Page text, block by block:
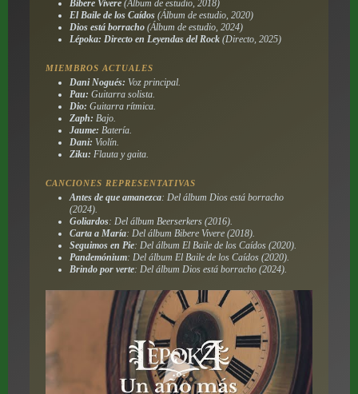
Bibere Vivere(Álbum de estudio, 2018)
El Baile de los Caídos(Álbum de estudio, 2020)
Dios está borracho(Álbum de estudio, 2024)
Lépoka: Directo en Leyendas del Rock(Directo, 2025)
MIEMBROS ACTUALES
Dani Nogués: Voz principal.
Pau: Guitarra solista.
Dio: Guitarra rítmica.
Zaph: Bajo.
Jaume: Batería.
Dani: Violín.
Ziku: Flauta y gaita.
CANCIONES REPRESENTATIVAS
Antes de que amanezca: Del álbum Dios está borracho
(2024).
Goliardos: Del álbum Beerserkers(2016).
Carta a María: Del álbum Bibere Vivere(2018).
Seguimos en Pie: Del álbum El Baile de los Caídos(2020).
Pandemónium: Del álbum El Baile de los Caídos(2020).
Brindo por verte: Del álbum Dios está borracho(2024).